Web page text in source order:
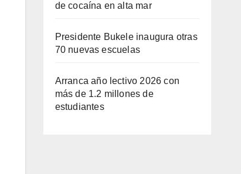
de cocaína en alta mar
Presidente Bukele inaugura otras
70 nuevas escuelas
Arranca año lectivo 2026 con
más de 1.2 millones de
estudiantes